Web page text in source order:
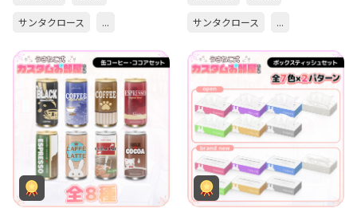
サンタクロース
...
サンタクロース
...